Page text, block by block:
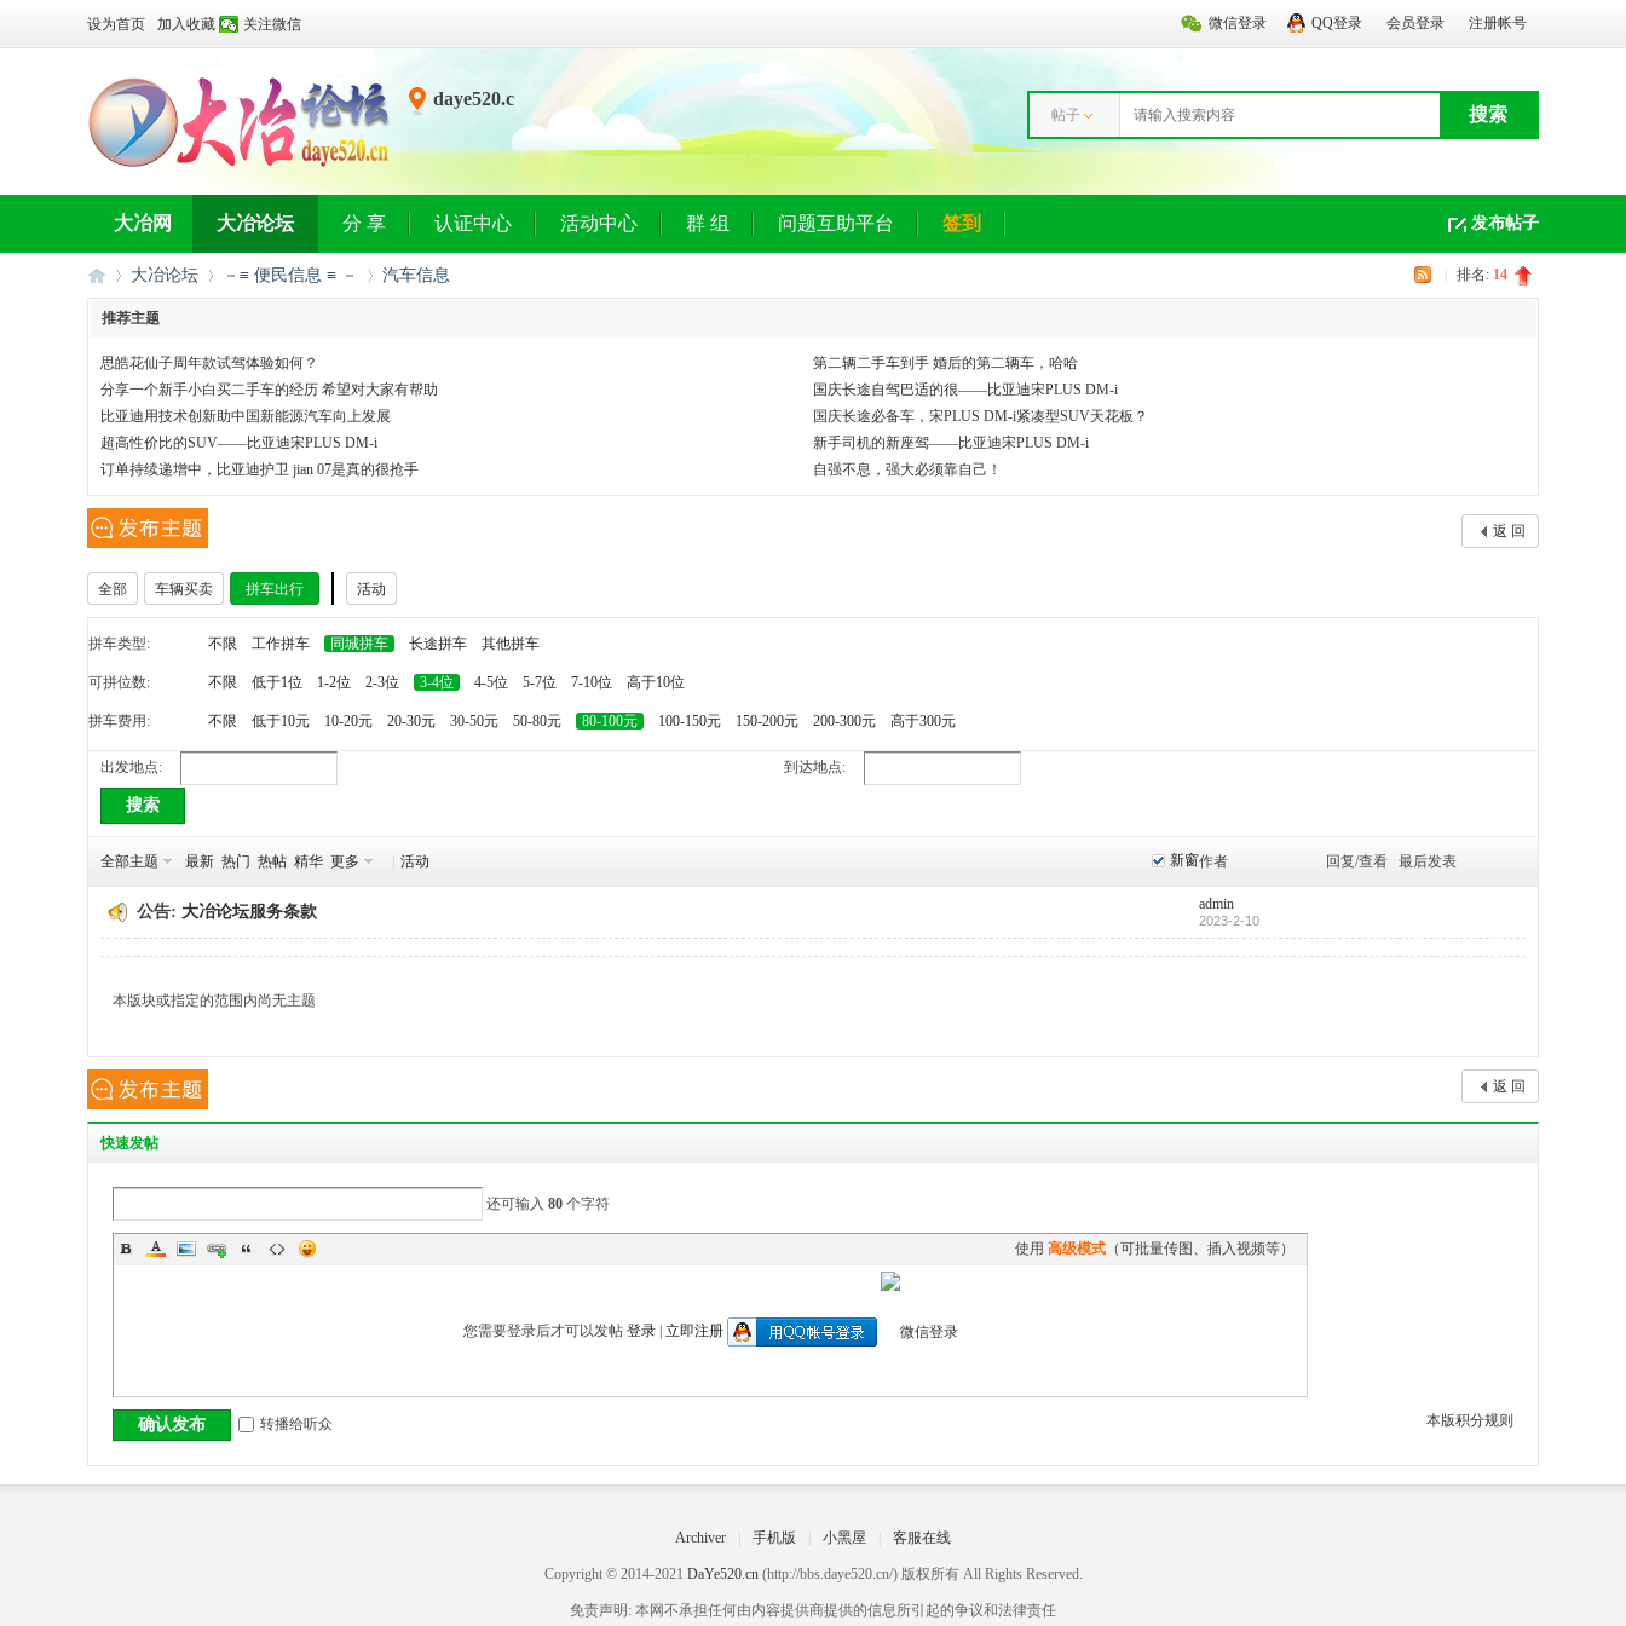
微信登录 QQ登录 会员登录 注册帐号
设为首页 加入收藏 关注微信
daye520.c
帖子 搜索
发布帖子
大冶网 大冶论坛 分 享 认证中心 活动中心 群 组 问题互助平台 签到
冶
网
丨
»
大冶论坛 －≡ 便民信息 ≡ －
›
汽车信息 排名: 14
推荐主题
思皓花仙子周年款试驾体验如何？
第二辆二手车到手 婚后的第二辆车，哈哈
分享一个新手小白买二手车的经历 希望对大家有帮助
国庆长途自驾巴适的很——比亚迪宋PLUS DM-i
比亚迪用技术创新助中国新能源汽车向上发展
国庆长途必备车，宋PLUS DM-i紧凑型SUV天花板？
超高性价比的SUV——比亚迪宋PLUS DM-i
新手司机的新座驾——比亚迪宋PLUS DM-i
订单持续递增中，比亚迪护卫 jian 07是真的很抢手
自强不息，强大必须靠自己！
返 回
全部 车辆买卖 拼车出行 活动
拼车类型: 不限 工作拼车 同城拼车 长途拼车 其他拼车
可拼位数: 不限 低于1位 1-2位 2-3位 3-4位 4-5位 5-7位 7-10位 高于10位
拼车费用: 不限 低于10元 10-20元 20-30元 30-50元 50-80元 80-100元 100-150元 150-200元 200-300元 高于300元
出发地点: 到达地点:
搜索
新窗
全部主题 最新 热门 热帖 精华 更多 活动 作者 回复/查看 最后发表
公告: 大冶论坛服务条款 admin
2023-2-10
本版块或指定的范围内尚无主题
返 回
快速发帖
还可输入 80 个字符
使用 高级模式 （可批量传图、插入视频等）
您需要登录后才可以发帖 登录| 立即注册
本版积分规则
确认发布 转播给听众
Archiver 手机版 小黑屋 客服在线
Copyright © 2014-2021 DaYe520.cn(http://bbs.daye520.cn/) 版权所有 All Rights Reserved.
免责声明: 本网不承担任何由内容提供商提供的信息所引起的争议和法律责任